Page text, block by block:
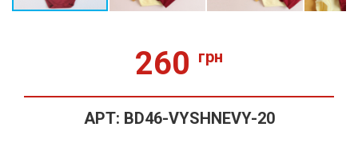
260 грн
АРТ: BD46-VYSHNEVY-20